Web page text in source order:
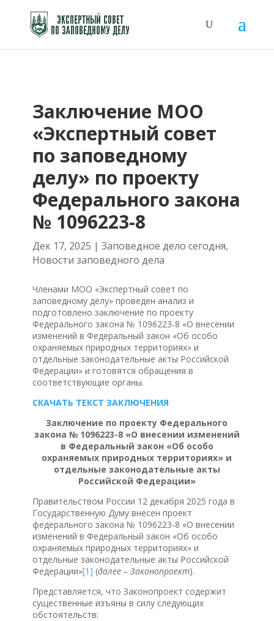
Заключение МОО
«Экспертный совет
по заповедному
делу» по проекту
Федерального закона
№ 1096223-8
Дек 17, 2025 | Заповедное дело сегодня,
Новости заповедного дела
Членами МОО «Экспертный совет по
заповедному делу» проведен анализ и
подготовлено заключение по проекту
Федерального закона № 1096223-8 «О внесении
изменений в Федеральный закон «Об особо
охраняемых природных территориях» и
отдельные законодательные акты Российской
Федерации» и готовятся обращения в
соответствующие органы.
СКАЧАТЬ ТЕКСТ ЗАКЛЮЧЕНИЯ
Заключение по проекту Федерального
закона № 1096223-8 «О внесении изменений
в Федеральный закон «Об особо
охраняемых природных территориях» и
отдельные законодательные акты
Российской Федерации»
Правительством России 12 декабря 2025 года в
Государственную Думу внесен проект
федерального закона № 1096223-8 «О внесении
изменений в Федеральный закон «Об особо
охраняемых природных территориях» и
отдельные законодательные акты Российской
Федерации»[1] (далее – Законопроект).
Представляется, что Законопроект содержит
существенные изъяны в силу следующих
обстоятельств: